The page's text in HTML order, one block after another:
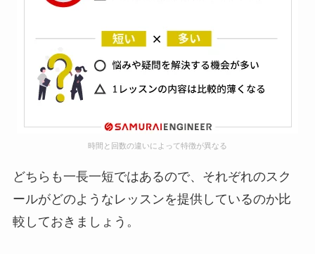
時間と回数の違いによって特徴が異なる
どちらも一長一短ではあるので、それぞれのスク
ールがどのようなレッスンを提供しているのか比
較しておきましょう。